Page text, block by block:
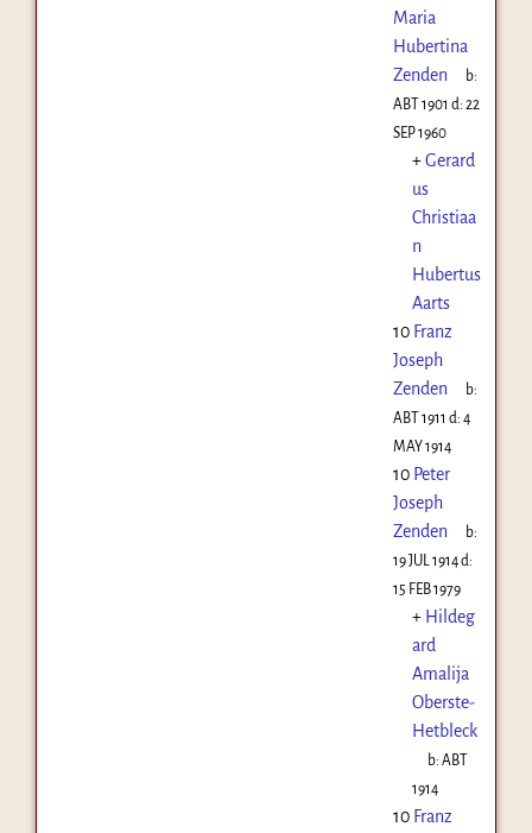
Maria
Hubertina
Zenden
b:
ABT 1901 d: 22
SEP 1960
+Gerard
us
Christiaa
n
Hubertus
Aarts
10 Franz
Joseph
Zenden
b:
ABT 1911 d: 4
MAY 1914
10 Peter
Joseph
Zenden
b:
19 JUL 1914d:
15 FEB 1979
+ Hildeg
ard
Amalija
Oberste-
Hetbleck
b:ABT
1914
10 Franz